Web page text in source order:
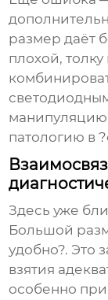
размер даёт
плохой,
патологию в
Здесь уже
Большой
удобно?. Это
взятия
особенно